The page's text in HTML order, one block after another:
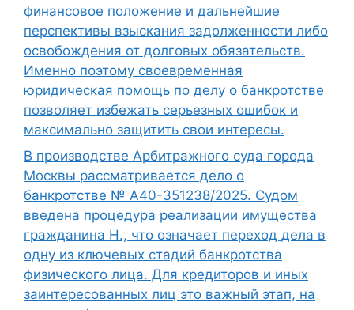
финансовое положение и дальнейшие
перспективы взыскания задолженности либо
освобождения от долговых обязательств.
Именно поэтому своевременная
юридическая помощь по делу о банкротстве
позволяет избежать серьезных ошибок и
максимально защитить свои интересы.
В производстве Арбитражного суда города
Москвы рассматривается дело о
банкротстве № А40-351238/2025. Судом
введена процедура реализации имущества
гражданина Н., что означает переход дела в
одну из ключевых стадий банкротства
физического лица. Для кредиторов и иных
заинтересованных лиц это важный этап, на